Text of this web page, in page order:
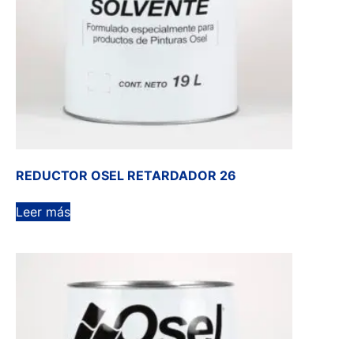
REDUCTOR OSEL RETARDADOR 26
Leer más